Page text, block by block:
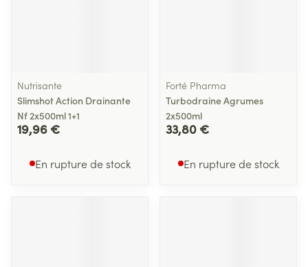
Nutrisante
Slimshot Action Drainante
Nf 2x500ml 1+1
19,96 €
En rupture de stock
Forté Pharma
Turbodraine Agrumes
2x500ml
33,80 €
En rupture de stock